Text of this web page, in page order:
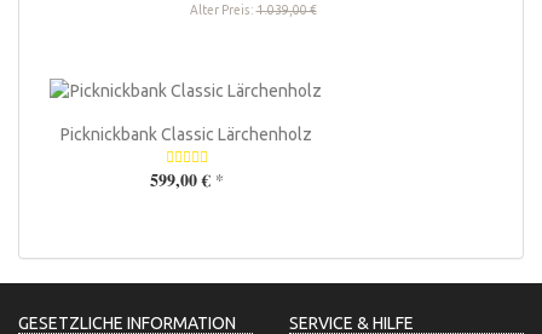
Alter Preis:1.039,00 €
Picknickbank Classic Lärchenholz
599,00 € *
GESETZLICHE INFORMATION SERVICE & HILFE